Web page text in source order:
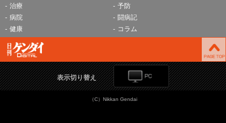
治療
予防
病院
闘病記
健康
コラム
表示切り替え
（C）Nikkan Gendai